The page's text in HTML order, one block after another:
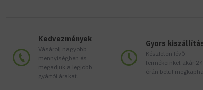
Kedvezmények
Vásárolj nagyobb
mennyiségben és
megadjuk a legjobb
gyártói árakat.
Gyors
Készleten lévő
termékeinket akár 24
órán belül